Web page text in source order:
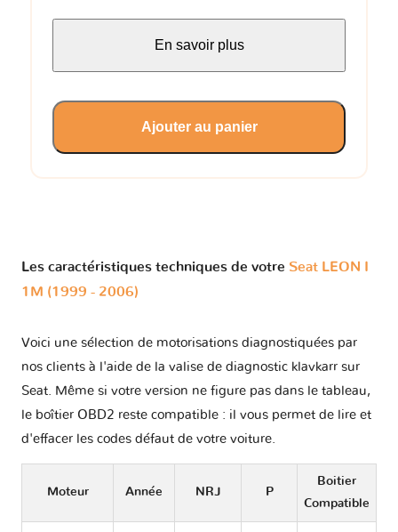
En savoir plus
Ajouter au panier
Les caractéristiques techniques de votre Seat LEON I
1M (1999 - 2006)
Voici une sélection de motorisations diagnostiquées par
nos clients à l'aide de la valise de diagnostic klavkarr sur
Seat. Même si votre version ne figure pas dans le tableau,
le boîtier OBD2 reste compatible : il vous permet de lire et
d'effacer les codes défaut de votre voiture.
Moteur Année NRJ P
Boitier
Compatible